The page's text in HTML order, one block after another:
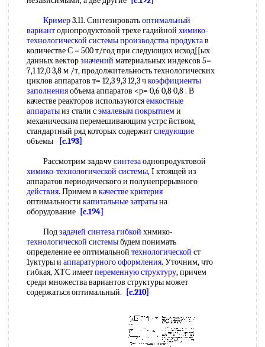
Кример3.11. Синтезироватьоптимальный
вариантоднопродуктовой трехе гадийной химико-
технологической системы производствапродуктав
количестве С = 500 т/год при следующих исход[[ых
данных векторзначений материальных индексов 5=
7,1 12,0 3,8 м /т, продолжительность технологических
циклов аппаратов т= 12,3 9,3 12,3 чкоэффициенты
заполненияобъема аппаратов <р= 0,6 0,8 0,8 . В
качестве реакторов используютсяемкостные
аппаратыиз стали сэмалевым покрытиеми
механическим перемешивающим устрс йством,
стандартный ряд которых содержитследующие
объемы
[c.193]
Рассмотрим зaдaчvсинтезаоднопродуктовой
химико-технологической системы, I ктоящей из
аппаратов периодического и полунепрерывного
действия. Примем в качестве критерия
оптимальности капитальные затратына
оборудование [c.194]
Подзадачей синтезагибкой хнмико-
технологической системыбудем понимать
определение ее оптимальной технологической ст
1уктуры и аппаратурного оформления. Уточним, что
гибкая, ХТС имеетпеременную структуру, причем
среди множества вариантов структуры может
содержаться оптимальный.
[c.210]